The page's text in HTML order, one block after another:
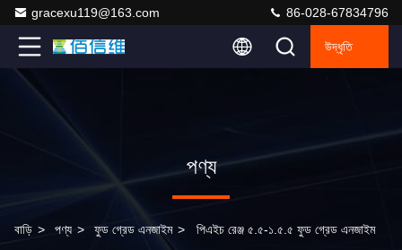
gracexu119@163.com 86-028-67834796
উদ্ধৃতি
পণ্য
বাড়ি > পণ্য > ফুড গ্রেড এনজাইম > পিএইচ রেঞ্জ ৫.৫-১.৫.৫ ফুড গ্রেড এনজাইম